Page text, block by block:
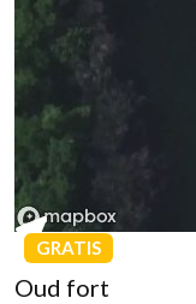
GRATIS
Oud fort